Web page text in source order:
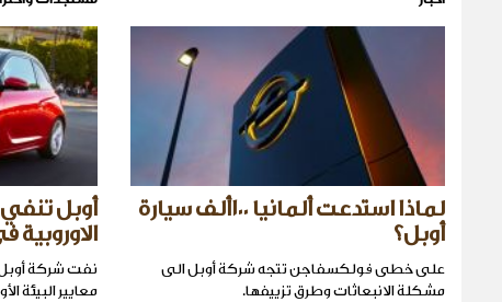
لماذا استدعت ألمانيا ١٠٠ألف سيارة
أوبل؟
على خطى فولكسفاجن تتجه شركة أوبل الى
مشكلة الانبعاثات وطرق تزييفها.
أوبل تنفي
الاوروبية
نفت شركة أوبل
معايير البيئة